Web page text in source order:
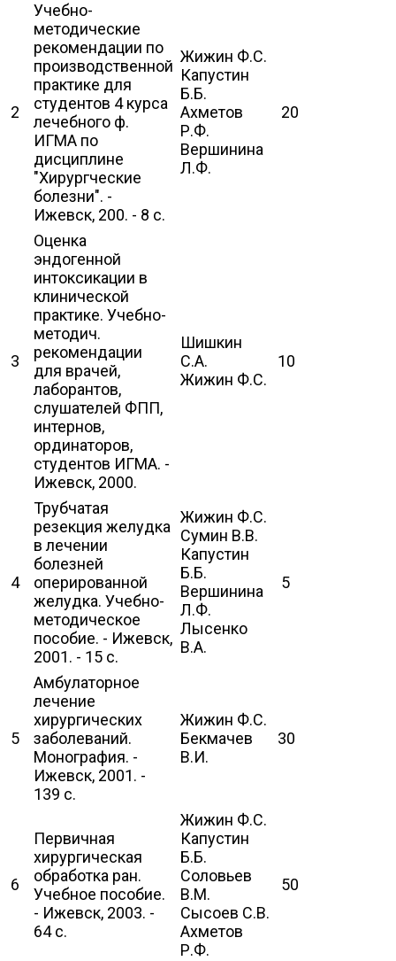
2
Учебно-
методические
рекомендации по
производственной
практике для
студентов 4 курса
лечебного ф.
ИГМА по
дисциплине
"Хирургческие
болезни". -
Ижевск, 200. - 8 с.
Жижин Ф.С.
Капустин
Б.Б.
Ахметов
Р.Ф.
Вершинина
Л.Ф.
20
3
Оценка
эндогенной
интоксикации в
клинической
практике. Учебно-
методич.
рекомендации
для врачей,
лаборантов,
слушателей ФПП,
интернов,
ординаторов,
студентов ИГМА. -
Ижевск, 2000.
Шишкин
С.А.
Жижин Ф.С.
10
4
Трубчатая
резекция желудка
в лечении
болезней
оперированной
желудка. Учебно-
методическое
пособие. - Ижевск,
2001. - 15 с.
Жижин Ф.С.
Сумин В.В.
Капустин
Б.Б.
Вершинина
Л.Ф.
Лысенко
В.А.
5
5
Амбулаторное
лечение
хирургических
заболеваний.
Монография. -
Ижевск, 2001. -
139 с.
Жижин Ф.С.
Бекмачев
В.И.
30
6
Первичная
хирургическая
обработка ран.
Учебное пособие.
- Ижевск, 2003. -
64 с.
Жижин Ф.С.
Капустин
Б.Б.
Соловьев
В.М.
Сысоев С.В.
Ахметов
Р.Ф.
50